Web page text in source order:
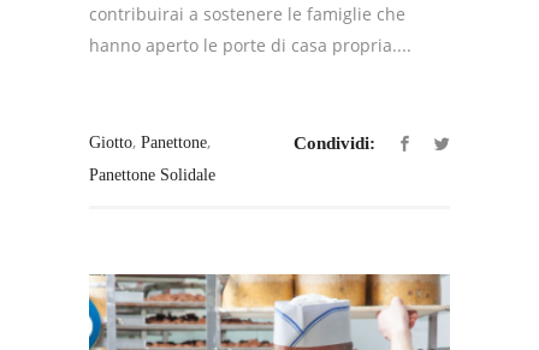
contribuirai a sostenere le famiglie che
hanno aperto le porte di casa propria....
Giotto, Panettone,
Panettone Solidale
Condividi: